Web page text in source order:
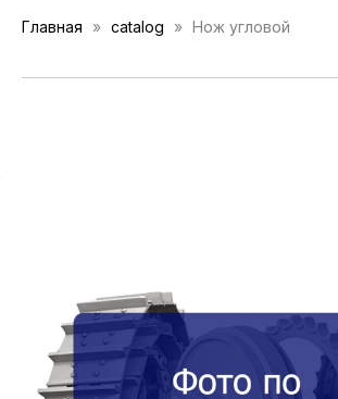
Главная catalog Нож угловой